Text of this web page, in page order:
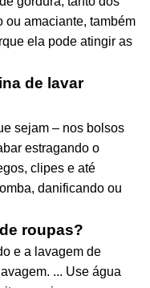
ou amaciante, também
ela pode atingir as
de lavar
sejam – nos bolsos
estragando o
clipes e até
danificando ou
roupas?
e a lavagem de
... Use água